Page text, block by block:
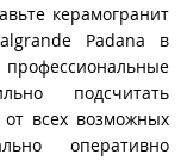
керамогранит
Padana в
подсчитать
от всех возможных
оперативно